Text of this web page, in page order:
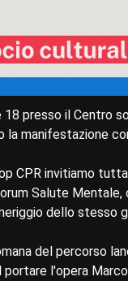
presso il Centro
la manifestazione
CPR invitiamo
Salute
dello stesso
del percorso
l'opera